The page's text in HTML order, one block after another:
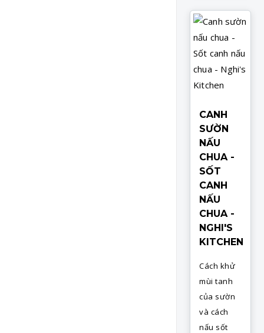
CANH
SƯỜN
NẤU
CHUA -
SỐT
CANH
NẤU
CHUA -
NGHI'S
KITCHEN
Cách khử
mùi tanh
của sườn
và cách
nấu sốt